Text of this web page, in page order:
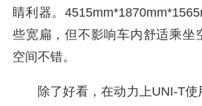
睛利器。
些宽扁，但不影响车内舒适乘坐
空间不错。
除了好看，在动力上UNI-T